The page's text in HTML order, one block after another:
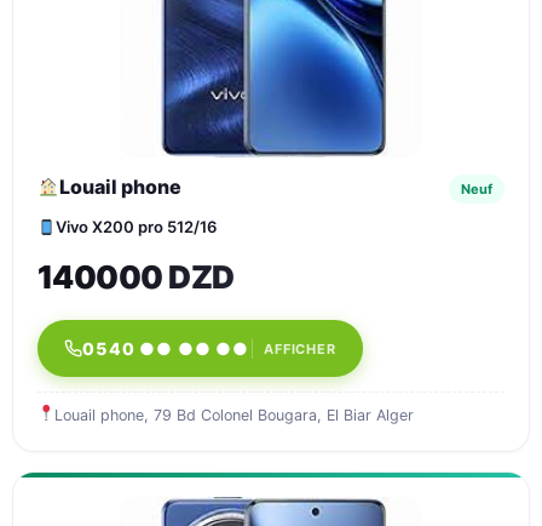
Louail phone Neuf
Vivo X200 pro 512/16
140000 DZD
0540 ●● ●● ●● AFFICHER
Louail phone, 79 Bd Colonel Bougara, El Biar Alger